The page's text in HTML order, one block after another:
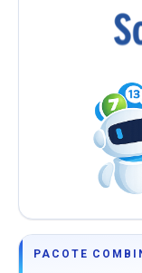
PACOTE